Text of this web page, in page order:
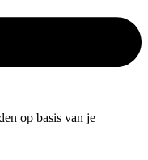
op basis van je